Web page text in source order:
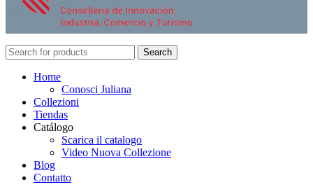
Search
Home
Conosci Juliana
Collezioni
Tiendas
Catálogo
Scarica il catalogo
Video Nuova Collezione
Blog
Contatto